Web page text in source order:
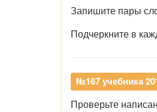
Запишите пары
Подчеркните в
№167 учебника
Проверьте